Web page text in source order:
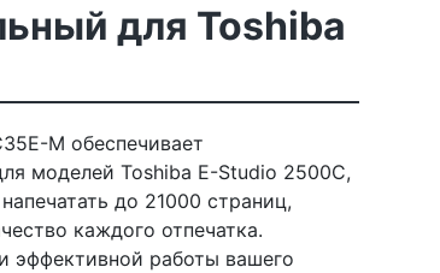
для Toshiba
M обеспечивает
моделей Toshiba E-Studio 2500C,
до 21000 страниц,
каждого отпечатка.
эффективной работы вашего